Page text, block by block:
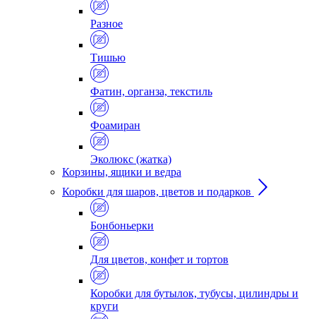
Разное
Тишью
Фатин, органза, текстиль
Фоамиран
Эколюкс (жатка)
Корзины, ящики и ведра
Коробки для шаров, цветов и подарков
Бонбоньерки
Для цветов, конфет и тортов
Коробки для бутылок, тубусы, цилиндры и
круги